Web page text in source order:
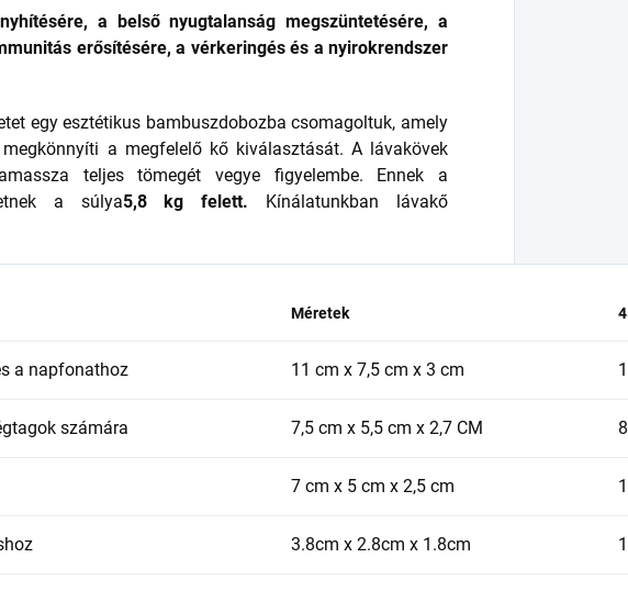
a belső nyugtalanság megszüntetésére, a
erősítésére, a vérkeringés és a nyirokrendszer
egy esztétikus bambuszdobozba csomagoltuk, amely
a megfelelő kő kiválasztását. A lávakövek
teljes tömegét vegye figyelembe. Ennek a
a súlya5,8 kg felett. Kínálatunkban lávakő
Méretek
a napfonathoz 11 cm x 7,5 cm x 3 cm
számára 7,5 cm x 5,5 cm x 2,7 CM
7 cm x 5 cm x 2,5 cm
3.8cm x 2.8cm x 1.8cm